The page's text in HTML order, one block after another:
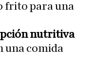
frito para una
nutritiva
una comida